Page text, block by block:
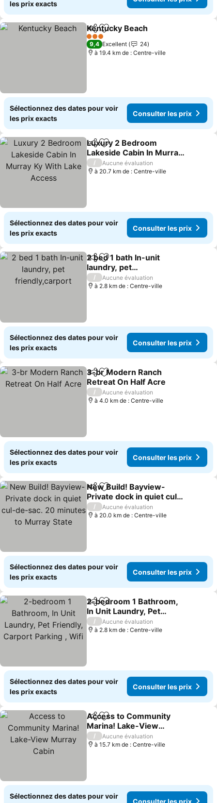
les prix exacts
PartagerAjouter à mes favoris
Kentucky Beach
3 Étoiles
9,4 Excellent
24
à 19.4 km de : Centre-ville
Sélectionnez des dates pour voir
les prix exacts
Consulter les prix
PartagerAjouter à mes favoris
Luxury 2 Bedroom
Lakeside Cabin In Murray
Ky With Lake Access
Consulter les prix
/
Aucune évaluation
à 20.7 km de : Centre-ville
Sélectionnez des dates pour voir
les prix exacts
Consulter les prix
PartagerAjouter à mes favoris
2 bed 1 bath In-unit
laundry, pet
friendly,carport
Consulter les prix
/
Aucune évaluation
à 2.8 km de : Centre-ville
Sélectionnez des dates pour voir
les prix exacts
Consulter les prix
PartagerAjouter à mes favoris
3-br Modern Ranch
Retreat On Half Acre
Consulter les prix
/
Aucune évaluation
à 4.0 km de : Centre-ville
Sélectionnez des dates pour voir
les prix exacts
Consulter les prix
PartagerAjouter à mes favoris
New Build! Bayview-
Private dock in quiet cul-
de-sac. 20 minutes to
Murray State
Consulter les prix
/
Aucune évaluation
à 20.0 km de : Centre-ville
Sélectionnez des dates pour voir
les prix exacts
Consulter les prix
PartagerAjouter à mes favoris
2-bedroom 1 Bathroom,
In Unit Laundry, Pet
Friendly, Carport Parking ,
Wifi
Consulter les prix
/
Aucune évaluation
à 2.8 km de : Centre-ville
Sélectionnez des dates pour voir
les prix exacts
Consulter les prix
PartagerAjouter à mes favoris
Access to Community
Marina! Lake-View
Murray Cabin
Consulter les prix
/
Aucune évaluation
à 15.7 km de : Centre-ville
Sélectionnez des dates pour voir
Consulter les prix